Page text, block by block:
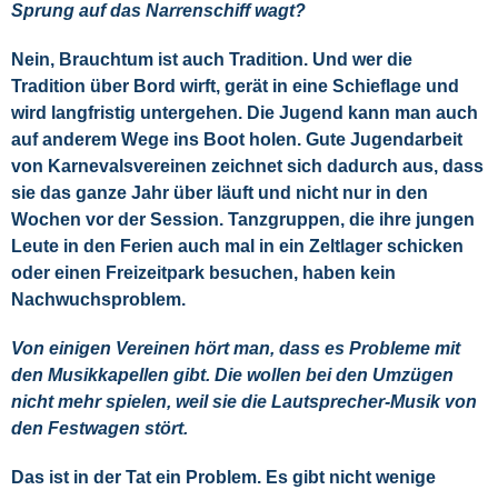
Sprung auf das Narrenschiff wagt?
Nein, Brauchtum ist auch Tradition. Und wer die
Tradition über Bord wirft, gerät in eine Schieflage und
wird langfristig untergehen. Die Jugend kann man auch
auf anderem Wege ins Boot holen. Gute Jugendarbeit
von Karnevalsvereinen zeichnet sich dadurch aus, dass
sie das ganze Jahr über läuft und nicht nur in den
Wochen vor der Session. Tanzgruppen, die ihre jungen
Leute in den Ferien auch mal in ein Zeltlager schicken
oder einen Freizeitpark besuchen, haben kein
Nachwuchsproblem.
Von einigen Vereinen hört man, dass es Probleme mit
den Musikkapellen gibt. Die wollen bei den Umzügen
nicht mehr spielen, weil sie die Lautsprecher-Musik von
den Festwagen stört.
Das ist in der Tat ein Problem. Es gibt nicht wenige